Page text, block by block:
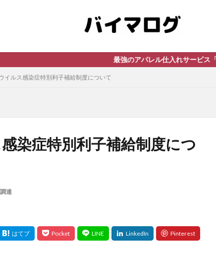
最強のアパレル仕入れサービス「バイヤー
イルス感染症特別利子補給制度について
染症特別利子補給制度につ
達